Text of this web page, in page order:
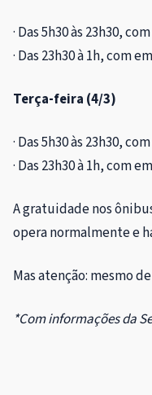
· Das 5h30 às 23h30,
· Das 23h30 à 1h, com
Terça-feira (4/3)
· Das 5h30 às 23h30,
· ⁠Das 23h30 à 1h, com
A gratuidade nos
opera normalmente e
Mas atenção: mesmo
*Com informações da